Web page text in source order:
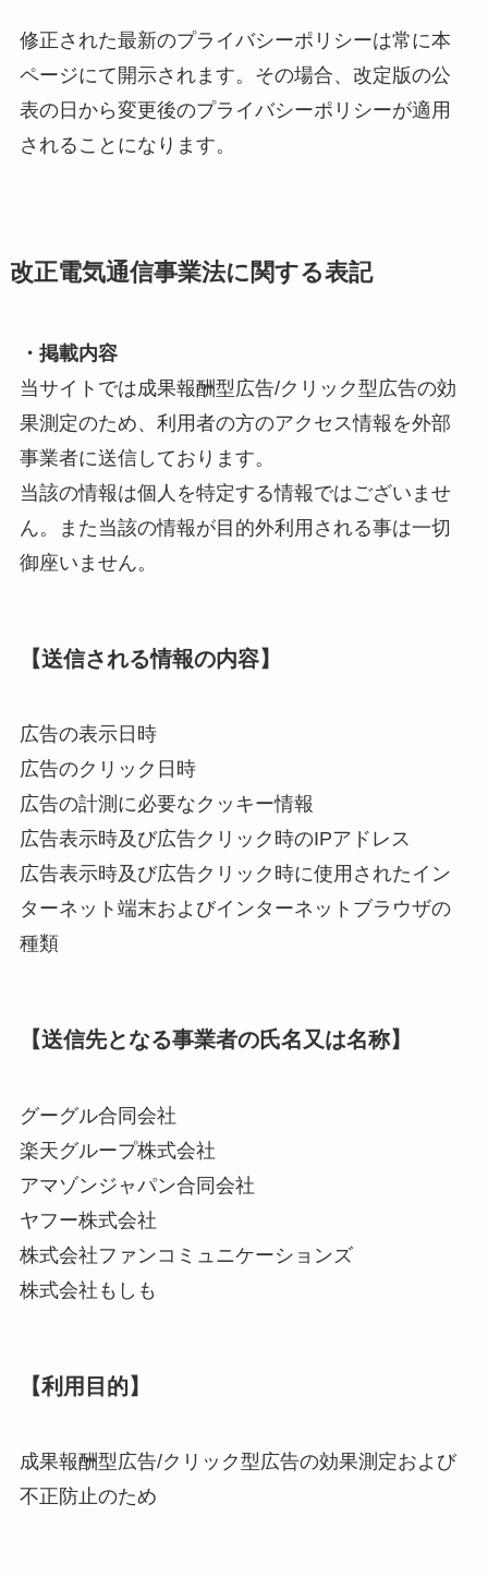
修正された最新のプライバシーポリシーは常に本
ページにて開示されます。その場合、改定版の公
表の日から変更後のプライバシーポリシーが適用
されることになります。
改正電気通信事業法に関する表記
・掲載内容
当サイトでは成果報酬型広告/クリック型広告の効
果測定のため、利用者の方のアクセス情報を外部
事業者に送信しております。
当該の情報は個人を特定する情報ではございませ
ん。また当該の情報が目的外利用される事は一切
御座いません。
【送信される情報の内容】
広告の表示日時
広告のクリック日時
広告の計測に必要なクッキー情報
広告表示時及び広告クリック時のIPアドレス
広告表示時及び広告クリック時に使用されたイン
ターネット端末およびインターネットブラウザの
種類
【送信先となる事業者の氏名又は名称】
グーグル合同会社
楽天グループ株式会社
アマゾンジャパン合同会社
ヤフー株式会社
株式会社ファンコミュニケーションズ
株式会社もしも
【利用目的】
成果報酬型広告/クリック型広告の効果測定および
不正防止のため